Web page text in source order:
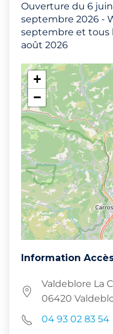
Ouverture du 6
septembre 2026 -
septembre et tous
août 2026
+
−
Information
Valdeblore La
06420
04 93 02 83 54